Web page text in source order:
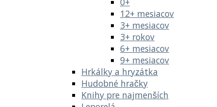
12+ mesiacov
3+ mesiacov
3+ rokov
6+ mesiacov
9+ mesiacov
Hrkálky a hryzátka
Hudobné hračky
Knihy pre najmenších